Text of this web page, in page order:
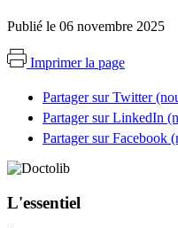
Publié le 06 novembre 2025
Imprimer la page
Partager sur Twitter
Partager sur LinkedIn
Partager sur Facebook
L'essentiel